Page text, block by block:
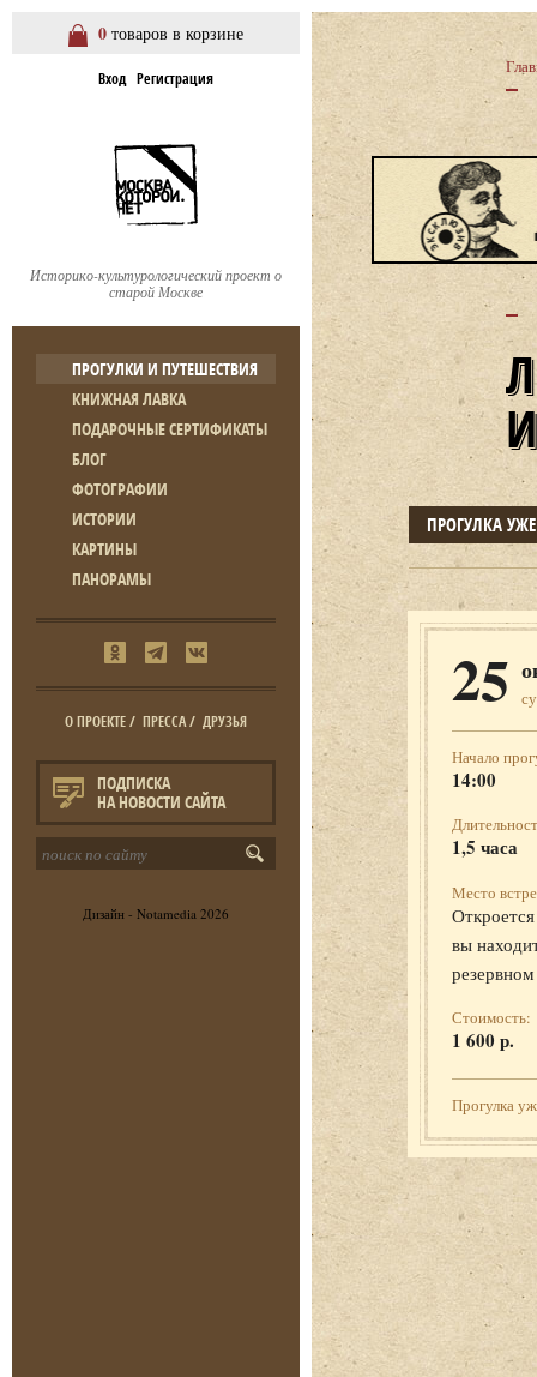
0 товаров в корзине
Вход Регистрация
Историко-культурологический проект о
старой Москве
ПРОГУЛКИ И ПУТЕШЕСТВИЯ
КНИЖНАЯ ЛАВКА
ПОДАРОЧНЫЕ СЕРТИФИКАТЫ
БЛОГ
ФОТОГРАФИИ
ИСТОРИИ
КАРТИНЫ
ПАНОРАМЫ
О ПРОЕКТЕ/ ПРЕССА/ ДРУЗЬЯ
ПОДПИСКА
НА НОВОСТИ САЙТА
Дизайн - Notamedia 2026
ПРОГУЛКА
25
Начало
14:00
1,5 часа
Место
вы
Стоимость:
1 600 р.
Прогулка